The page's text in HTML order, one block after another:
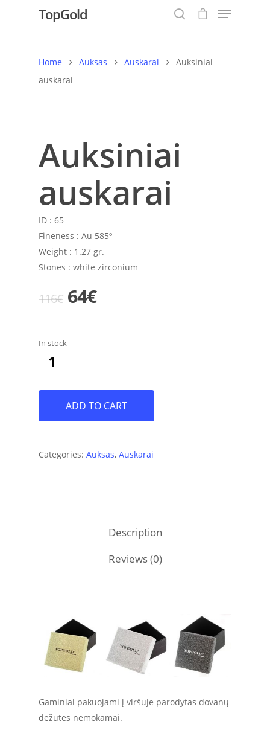
Hit enter to search or ESC to close
TopGold
Home Auksas Auskarai
Auksiniai
auskarai
Auksiniai
auskarai
ID : 65
Fineness : Au 585º
Weight : 1.27 gr.
Stones : white zirconium
116€ Original
64€Current
In stock
ADD TO CART
Categories: Auksas, Auskarai
Description
Reviews (0)
Gaminiai pakuojami į viršuje parodytas dovanų
dežutes nemokamai.